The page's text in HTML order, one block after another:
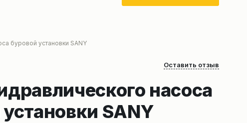
буровой установки SANY
Оставить отзыв
насоса
SANY